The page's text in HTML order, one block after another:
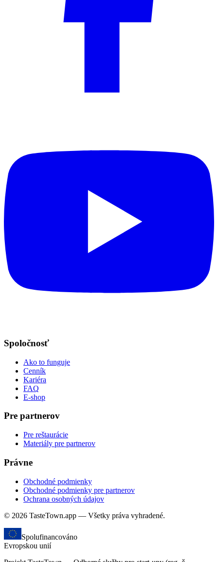
Spoločnosť
Ako to funguje
Cenník
Kariéra
FAQ
E-shop
Pre partnerov
Pre reštaurácie
Materiály pre partnerov
Právne
Obchodné podmienky
Obchodné podmienky pre partnerov
Ochrana osobných údajov
© 2026 TasteTown.app — Všetky práva vyhradené.
Spolufinancováno
Evropskou unií